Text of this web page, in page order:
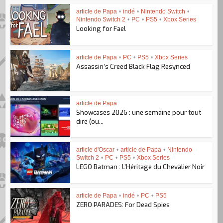
article de Papa • indé • Nintendo Switch •
Nintendo Switch 2 • PC • PS5 • Xbox Series
Looking for Fael
article de Papa • PC • PS5 • Xbox Series
Assassin’s Creed Black Flag Resynced
article de Papa
Showcases 2026 : une semaine pour tout
dire (ou...
article d'Oscar • article de Papa • Nintendo
Switch 2 • PC • PS5 • Xbox Series
LEGO Batman : L’Héritage du Chevalier Noir
article de Papa • indé • PC • PS5
ZERO PARADES: For Dead Spies